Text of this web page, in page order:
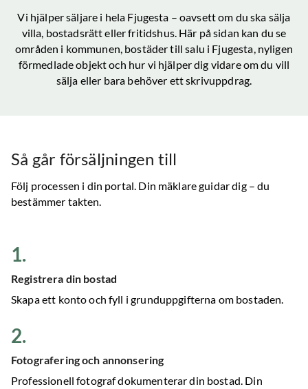
Vi hjälper säljare i hela Fjugesta – oavsett om du ska sälja
villa, bostadsrätt eller fritidshus. Här på sidan kan du se
områden i kommunen, bostäder till salu i Fjugesta, nyligen
förmedlade objekt och hur vi hjälper dig vidare om du vill
sälja eller bara behöver ett skrivuppdrag.
Så går försäljningen till
Följ processen i din portal. Din mäklare guidar dig – du
bestämmer takten.
1.
Registrera din bostad
Skapa ett konto och fyll i grunduppgifterna om bostaden.
2.
Fotografering och annonsering
Professionell fotograf dokumenterar din bostad. Din